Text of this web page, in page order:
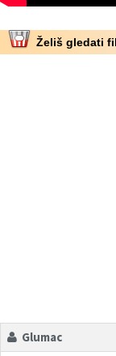
Želiš gledati
Glumac